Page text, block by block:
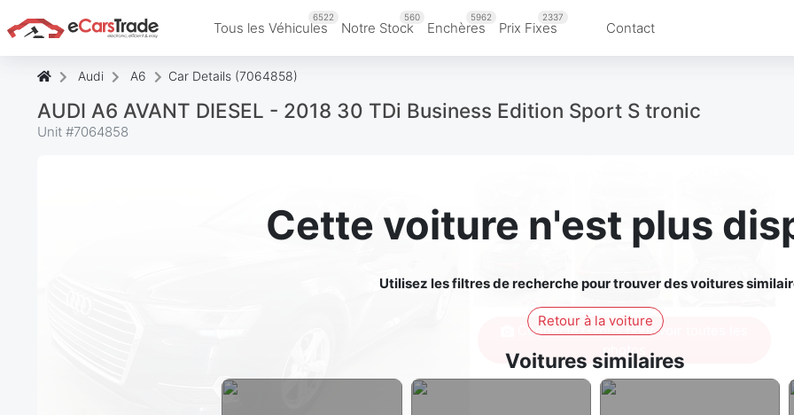
Tous les Véhicules
6522
Notre Stock
560
Enchères
5962
Prix Fixes
2337
Contact
Audi A6 Car Details (7064858)
AUDI A6 AVANT DIESEL - 2018 30 TDi Business Edition Sport S tronic
Unit #7064858
Cette voiture n'est plus
Utilisez les filtres de recherche pour trouver des voitures
Retour à la voiture
Voitures similaires
Connectez-vous pour voir toutes les
photos